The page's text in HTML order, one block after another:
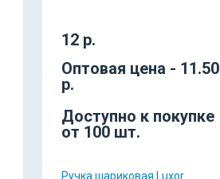
12 р.
Оптовая цена - 11.50
р.
Доступно к покупке
от 100 шт.
Ручка шариковая Luxor